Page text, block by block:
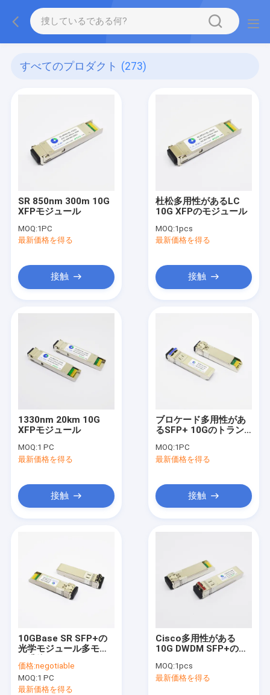
すべてのプロダクト (273)
SR 850nm 300m 10G
XFPモジュール
MOQ:1PC
最新価格を得る
接触
杜松多用性があるLC
10G XFPのモジュール
MOQ:1pcs
最新価格を得る
接触
1330nm 20km 10G
XFPモジュール
MOQ:1 PC
最新価格を得る
接触
ブロケード多用性があ
るSFP+ 10Gのトラン
1310nm LCの二重
MOQ:1PC
最新価格を得る
接触
10GBase SR SFP+の
光学モジュール多モー
DDM
価格:negotiable
MOQ:1 PC
最新価格を得る
Cisco多用性がある
10G DWDM SFP+のト
1560.61nm 40km
DOM LC SMF
MOQ:1pcs
最新価格を得る